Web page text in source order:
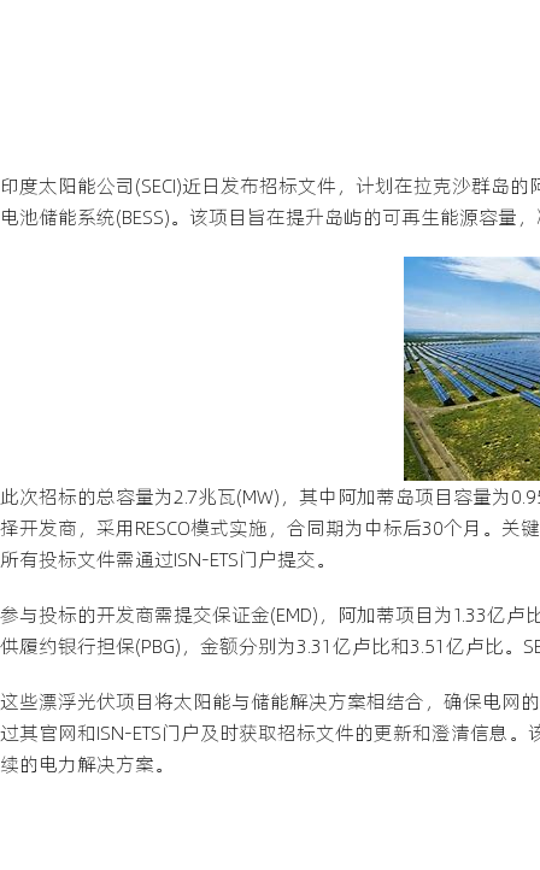
印度太阳能公司(SECI)近日发布招标文件，计划在拉克沙群岛
电池储能系统(BESS)。该项目旨在提升岛屿的可再生能源容量
此次招标的总容量为2.7兆瓦(MW)，其中阿加蒂岛项目容量为
择开发商，采用RESCO模式实施，合同期为中标后30个月。
所有投标文件需通过ISN-ETS门户提交。
参与投标的开发商需提交保证金(EMD)，阿加蒂项目为1.33亿
供履约银行担保(PBG)，金额分别为3.31亿卢比和3.51亿卢比
这些漂浮光伏项目将太阳能与储能解决方案相结合，确保电网
过其官网和ISN-ETS门户及时获取招标文件的更新和澄清信息
续的电力解决方案。